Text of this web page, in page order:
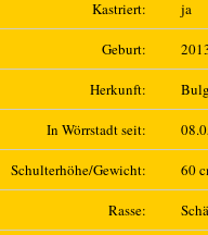
Kastriert: ja
Geburt:
Herkunft:
In Wörrstadt seit:
Schulterhöhe/Gewicht: 60
Rasse: